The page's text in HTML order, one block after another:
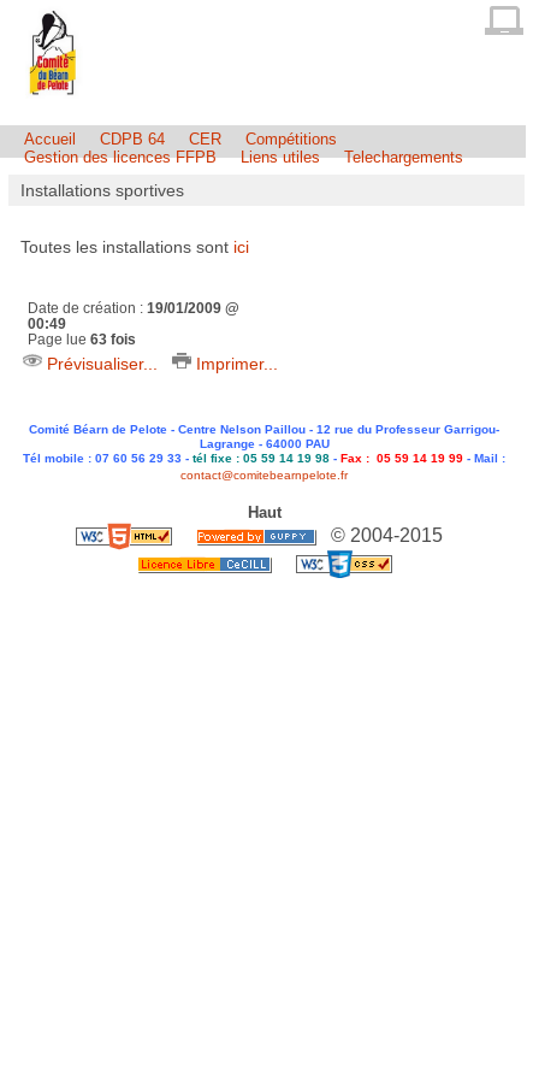
Accueil CDPB 64 CER
Compétitions
Gestion des licences FFPB
Liens utiles Telechargements
Installations sportives
Toutes les installations sont ici
Date de création :19/01/2009 @
00:49
Page lue63 fois
Prévisualiser... Imprimer...
Comité Béarn de Pelote - Centre Nelson Paillou - 12 rue du Professeur Garrigou-
Lagrange - 64000 PAU
Tél mobile : 07 60 56 29 33 - tél fixe : 05 59 14 19 98 - Fax : 05 59 14 19 99 - Mail :
contact@comitebearnpelote.fr
Haut
© 2004-2015